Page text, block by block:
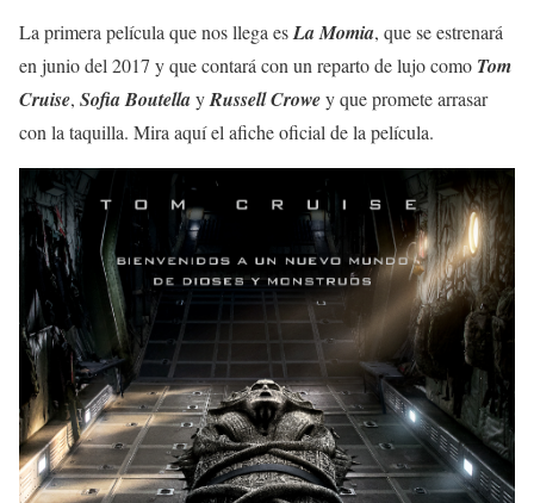
La primera película que nos llega esLa Momia, que se estrenará
en junio del 2017 y que contará con un reparto de lujo como Tom
Cruise, Sofia BoutellayRussell Crowey que promete arrasar
con la taquilla. Mira aquí el afiche oficial de la película.